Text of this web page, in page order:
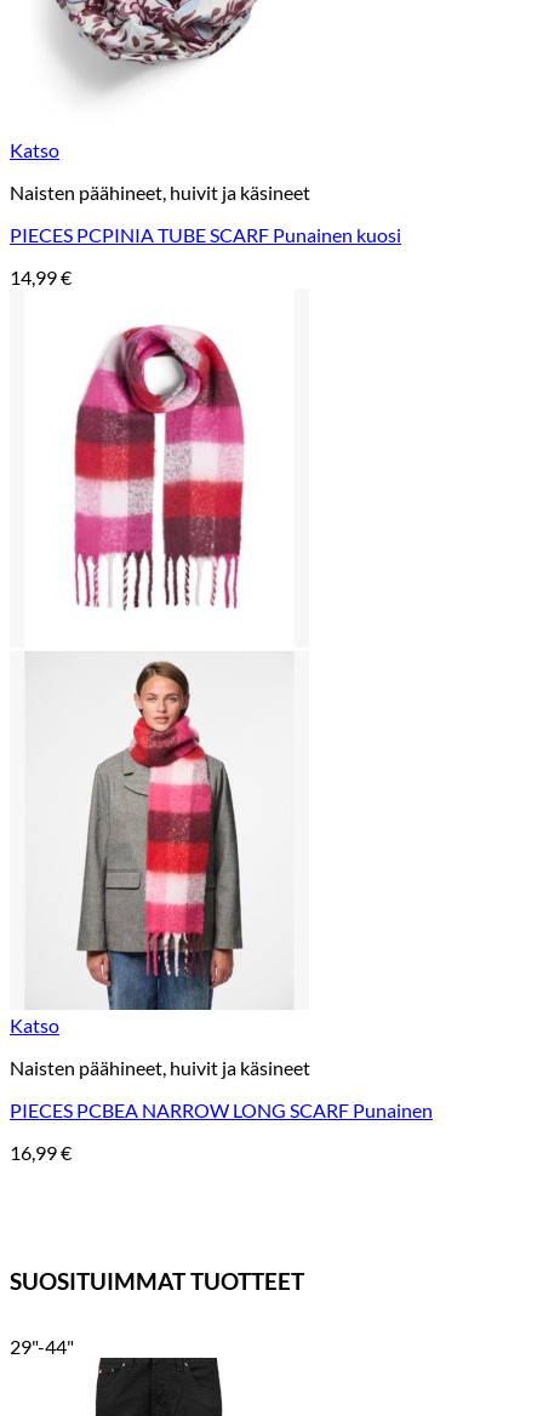
Katso
Naisten päähineet, huivit ja käsineet
PIECES PCPINIA TUBE SCARF Punainen kuosi
14,99€
Katso
Naisten päähineet, huivit ja käsineet
PIECES PCBEA NARROW LONG SCARF Punainen
16,99€
SUOSITUIMMAT TUOTTEET
29"-44"